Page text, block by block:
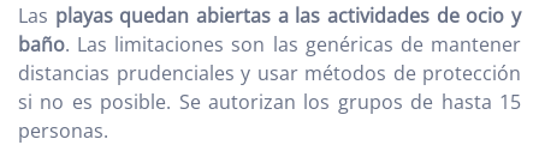
Las playas quedan abiertas a las actividades de ocio y
baño. Las limitaciones son las genéricas de mantener
distancias prudenciales y usar métodos de protección
si no es posible. Se autorizan los grupos de hasta 15
personas.